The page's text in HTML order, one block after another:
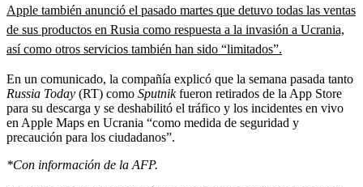
Apple también anunció el pasado martes que detuvo todas las ventas
de sus productos en Rusia como respuesta a la invasión a Ucrania,
así como otros servicios también han sido “limitados”.
En un comunicado, la compañía explicó que la semana pasada tanto
Russia Today (RT) como Sputnikfueron retirados de la App Store
para su descarga y se deshabilitó el tráfico y los incidentes en vivo
en Apple Maps en Ucrania “como medida de seguridad y
precaución para los ciudadanos”.
*Con información de la AFP.